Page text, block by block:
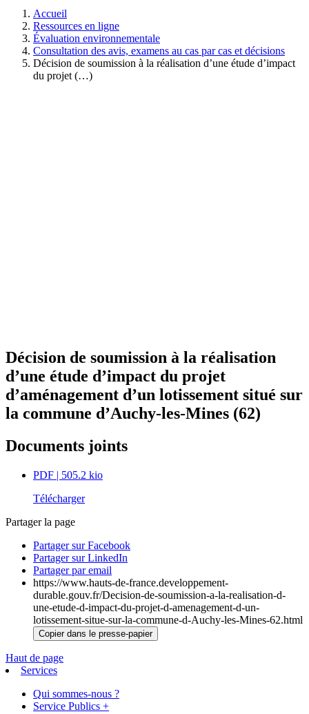
Accueil
Ressources en ligne
Évaluation environnementale
Consultation des avis, examens au cas par cas et décisions
Décision de soumission à la réalisation d’une étude d’impact
du projet (…)
Décision de soumission à la réalisation
d’une étude d’impact du projet
d’aménagement d’un lotissement situé sur
la commune d’Auchy-les-Mines (62)
Documents joints
PDF | 505.2 kio
Télécharger
Partager la page
Partager sur Facebook
Partager sur LinkedIn
Partager par email
https://www.hauts-de-france.developpement-
durable.gouv.fr/Decision-de-soumission-a-la-realisation-d-
une-etude-d-impact-du-projet-d-amenagement-d-un-
lotissement-situe-sur-la-commune-d-Auchy-les-Mines-62.html
Copier dans le presse-papier
Haut de page
Services
Qui sommes-nous ?
Service Publics +